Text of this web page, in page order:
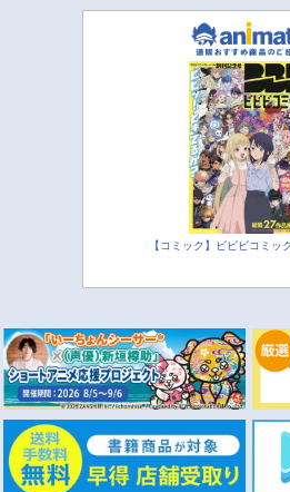
【コミック】ビビビコミッ